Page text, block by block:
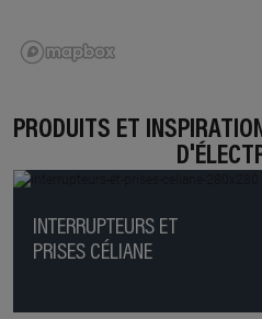
PRODUITS ET
INTERRUPTEURS ET
PRISES CÉLIANE